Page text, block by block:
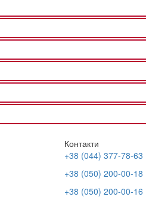
Контакти
+38 (044) 377-78-63
+38 (050) 200-00-18
+38 (050) 200-00-16